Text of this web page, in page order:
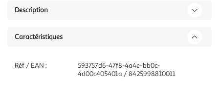
Description
Caractéristiques
Réf / EAN :
593757d6-47f8-4a4e-bb0c-
4d00c405401a / 8425998810011